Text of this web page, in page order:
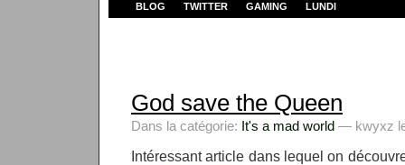
BLOG TWITTER GAMING LUNDI
God save the Queen
Dans la catégorie: It's a mad world — kwyxz
Intéressant article dans lequel on